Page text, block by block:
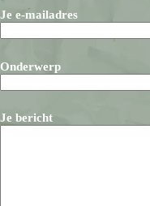
Je e-mailadres
Onderwerp
Je bericht